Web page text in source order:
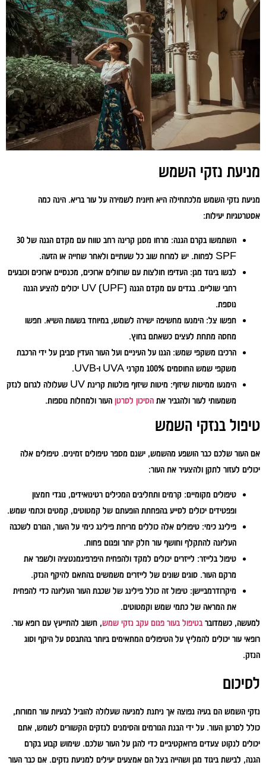
מניעת נזקי השמש
מניעת נזקי השמש מלכתחילה היא חיונית לשמירה על עור בריא. הינה כמה
אסטרטגיות יעילות:
השתמשו בקרם הגנה:
מרחו מסנן קרינה רחב טווח עם מקדם הגנה של 30
SPF לפחות. יש למרוח שוב כל שעתיים ולאחר שחייה או הזעה.
לבשו ביגוד מגן: העדיפו חולצות עם שרוולים ארוכים, מכנסיים ארוכים וכובעים
רחבי שוליים. בגדים עם מקדם הגנה UV (UPF) יכולים להציע הגנה
נוספת.
חפשו צל: הימנעו מחשיפה ישירה לשמש, במיוחד בשעות השיא. חפשו
מחסה מתחת לעצים כשאתם בחוץ.
הרכיבו משקפי שמש: הגנו על העיניים ועל העור העדין סביבן על ידי הרכבת
משקפי שמש החוסמים 100% מקרני UVA ו-UVB.
הימנעו ממיטות שיזוף:
מיטות שיזוף פולטות קרינת UV שעלולה לגרום לנזק
משמעותי לעור ולהגביר את הסיכון לסרטן העור ולמחלות נוספות.
טיפול בנזקי השמש
אם העור שלכם כבר הושפע מהשמש, ישנם מספר טיפולים זמינים. טיפולים אלה
יכולים לעזור לתקן ולהצעיר את העור:
טיפולים מקומיים: קרמים ותחליבים המכילים רטינואידים, נוגדי חמצון
ופפטידים יכולים לסייע בהפחתת הופעתם של קמטוטים, קמטים וכתמי שמש.
פילינג כימי: טיפולים אלה כוללים מריחת פילינג כימי על העור, הגורם לשכבה
העליונה להתקלף וחושף עור חלק יותר ופגום פחות.
טיפול בלייזר: לייזרים יכולים למקד ולהפחית היפרפיגמנטציה ולשפר את
מרקם העור. סוגים שונים של לייזרים משמשים בהתאם להיקף הנזק.
מיקרודרמביישן: טיפול זה כולל פילינג של שכבת העור העליונה כדי להפחית
את המראה של כתמי שמש וקמטוטים.
למעשה, כשמדובר בטיפול בעור פגום עקב נזקי שמש, חשוב להתייעץ עם רופא עור.
רופאי עור יכולים להמליץ על הטיפולים המתאימים ביותר בהתבסס על היקף וסוג
הנזק.
לסיכום
נזקי השמש הם בעיה נפוצה אך ניתנת למניעה שעלולה להוביל לבעיות עור חמורות,
כולל לסרטן העור. על ידי הבנת הגורמים והסימנים לנזקים הקשורים לשמש, אתם
יכולים לנקוט צעדים פרואקטיביים כדי להגן על העור שלכם. שימוש קבוע בקרם
הגנה, לבישת ביגוד מגן ושהייה בצל הם אמצעים יעילים למניעת נזקים. אם כבר העור